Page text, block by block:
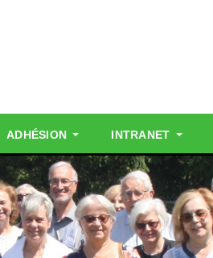
ADHÉSION INTRANET